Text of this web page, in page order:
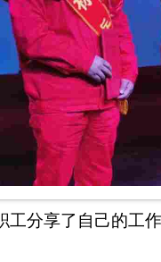
工分享了自己的工